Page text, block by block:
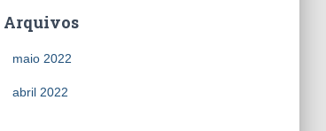
Arquivos
maio 2022
abril 2022